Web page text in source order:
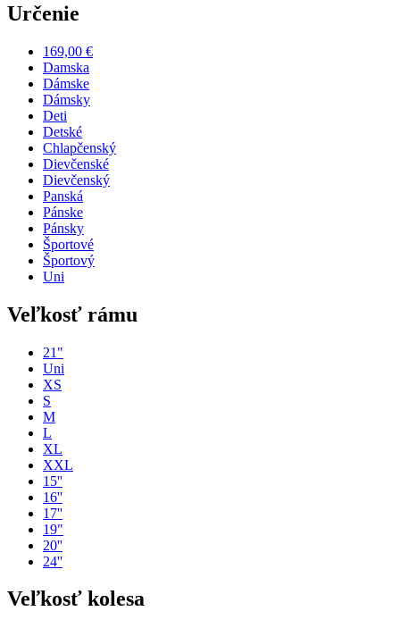
Určenie
169,00 €
Damska
Dámske
Dámsky
Deti
Detské
Chlapčenský
Dievčenské
Dievčenský
Panská
Pánske
Pánsky
Športové
Športový
Uni
Veľkosť rámu
21"
Uni
XS
S
M
L
XL
XXL
15''
16''
17''
19"
20''
24''
Veľkosť kolesa